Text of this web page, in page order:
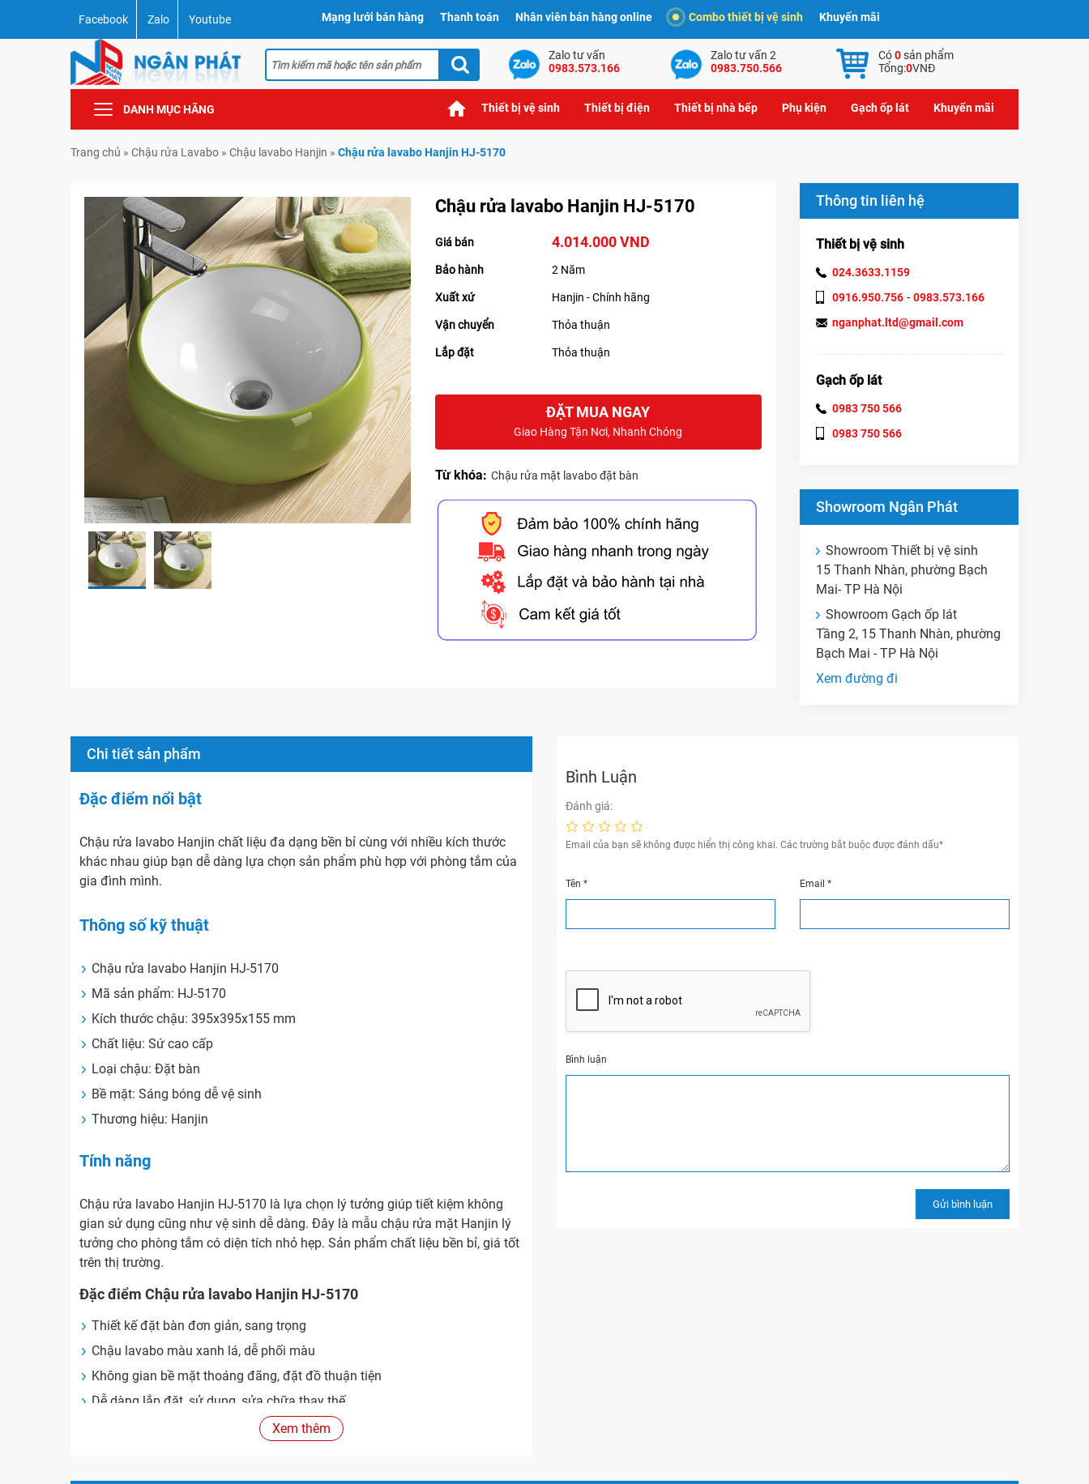
Facebook Zalo Youtube Mạng lưới bán hàng Thanh toán Nhân viên bán hàng online Combo thiết bị vệ sinh Khuyến mãi
Zalo tư vấn
0983.573.166
Zalo tư vấn 2
0983.750.566
Có0sản phẩm
Tổng:0VNĐ
DANH MỤC HÃNG Thiết bị vệ sinh Thiết bị điện Thiết bị nhà bếp Phụ kiện Gạch ốp lát Khuyến mãi
Trang chủ » Chậu rửa Lavabo » Chậu lavabo Hanjin » Chậu rửa lavabo Hanjin HJ-5170
Chậu rửa lavabo Hanjin HJ-5170
Giá bán 4.014.000 VND
Bảo hành 2 Năm
Xuất xứ Hanjin - Chính hãng
Vận chuyển Thỏa thuận
Lắp đặt Thỏa thuận
ĐẶT MUA NGAY
Giao Hàng Tận Nơi, Nhanh Chóng
Từ khóa: Chậu rửa mặt lavabo đặt bàn
Thông tin liên hệ
Thiết bị vệ sinh
024.3633.1159
0916.950.756 - 0983.573.166
nganphat.ltd@gmail.com
Gạch ốp lát
0983 750 566
0983 750 566
Showroom Ngân Phát
Showroom Thiết bị vệ sinh
15 Thanh Nhàn, phường Bạch
Mai- TP Hà Nội
Showroom Gạch ốp lát
Tầng 2, 15 Thanh Nhàn, phường
Bạch Mai - TP Hà Nội
Xem đường đi
Chi tiết sản phẩm
Đặc điểm nổi bật
Chậu rửa lavabo Hanjin chất liệu đa dạng bền bỉ cùng với nhiều kích thước
khác nhau giúp bạn dễ dàng lựa chọn sản phẩm phù hợp với phòng tắm của
gia đình mình.
Thông số kỹ thuật
Chậu rửa lavabo Hanjin HJ-5170
Mã sản phẩm: HJ-5170
Kích thước chậu: 395x395x155 mm
Chất liệu: Sứ cao cấp
Loại chậu: Đặt bàn
Bề mặt: Sáng bóng dễ vệ sinh
Thương hiệu: Hanjin
Tính năng
Chậu rửa lavabo Hanjin HJ-5170 là lựa chọn lý tưởng giúp tiết kiệm không
gian sử dụng cũng như vệ sinh dễ dàng. Đây là mẫu chậu rửa mặt Hanjin lý
tưởng cho phòng tắm có diện tích nhỏ hẹp. Sản phẩm chất liệu bền bỉ, giá tốt
trên thị trường.
Đặc điểm Chậu rửa lavabo Hanjin HJ-5170
Thiết kế đặt bàn đơn giản, sang trọng
Chậu lavabo màu xanh lá, dễ phối màu
Không gian bề mặt thoáng đãng, đặt đồ thuận tiện
Dễ dàng lắp đặt, sử dụng, sửa chữa thay thế.
Không tốn công và thời gian vệ sinh, cọ rửa
Xem thêm
Bình Luận
Đánh giá:
Email của bạn sẽ không được hiển thị công khai. Các trường bắt buộc được đánh dấu*
Tên* Email *
Bình luận